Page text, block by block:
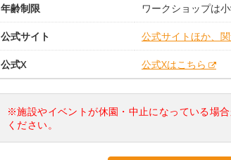
年齢制限 ワークショップは
公式サイト 公式サイトほか、
公式X 公式Xはこちら
※施設やイベントが休園・中止になっている場
ください。